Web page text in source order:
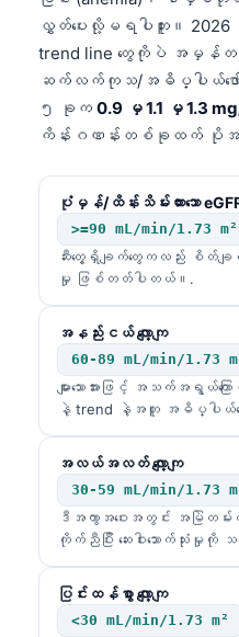
လွှတ်ပေးလို့မရပါဘူး။
trend line တွေကိုပဲ အမှန်
ဆက်လက်ကုသ/အဓိပ္ပါယ်ဖော်
၅ ခုက 0.9 မှ 1.1 မှ 1.3
ကိန်းဂဏန်းတစ်ခုထက် ပိုအရေ
ပုံမှန်/ထိန်းသိမ်းထားသော
>=90 mL/min/1.73 m²
ဆီးတွေ့ရှိချက်တွေကလည်း
မှု ဖြစ်တတ်ပါတယ်။.
အနည်းငယ် လျော့ကျ
60-89 mL/min/1.73
များသောအားဖြင့် အသက်အရွယ်က
နဲ့ trend နဲ့အတူ အဓိပ္ပါယ်ဖ
အလယ်အလတ် လျော့ကျ
30-59 mL/min/1.73
ဒီအကွာအဝေးအတွင်း အမြဲတ
ကိုက်ညီပြီး ဆေးဝါးသောက်သုံးမှု
ပြင်းထန်စွာ လျော့ကျ
<30 mL/min/1.73 m²
Română
فارسی
Български
Dansk
Nederlands
हिन्दी
Bahasa Indonesia
Հայերեն
Íslenska
Српски језик
Svenska
Bosanski
Azərbaycan dili
Eesti
日本語
Čeština